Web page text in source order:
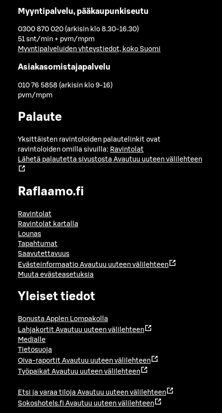
Myyntipalvelu, pääkaupunkiseutu
0300 870 020 (arkisin klo 8.30-16.30)
51 snt/min + pvm/mpm
Myyntipalveluiden yhteystiedot, koko Suomi
Asiakasomistajapalvelu
010 76 5858 (arkisin klo 9-16)
pvm/mpm
Palaute
Yksittäisten ravintoloiden palautelinkit ovat
ravintoloiden omilla sivuilla: Ravintolat
Lähetä palautetta sivustosta Avautuu uuteen välilehteen
Raflaamo.fi
Ravintolat
Ravintolat kartalla
Lounas
Tapahtumat
Saavutettavuus
Evästeinformaatio Avautuu uuteen välilehteen
Muuta evästeasetuksia
Yleiset tiedot
Bonusta Applen Lompakolla
Lahjakortit Avautuu uuteen välilehteen
Medialle
Tietosuoja
Oiva-raportit Avautuu uuteen välilehteen
Työpaikat Avautuu uuteen välilehteen
Etsi ja varaa tiloja Avautuu uuteen välilehteen
Sokoshotels.fi Avautuu uuteen välilehteen